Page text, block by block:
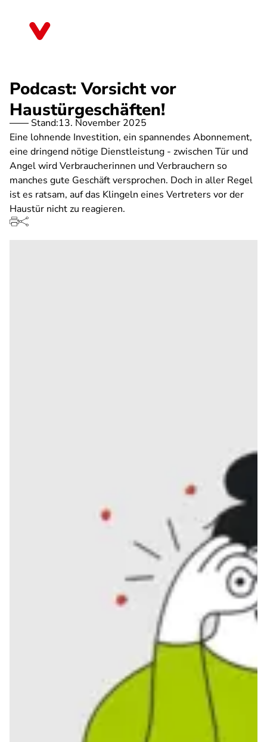
Podcast: Vorsicht vor
Haustürgeschäften!
Stand:13. November 2025
Eine lohnende Investition, ein spannendes Abonnement,
eine dringend nötige Dienstleistung - zwischen Tür und
Angel wird Verbraucherinnen und Verbrauchern so
manches gute Geschäft versprochen. Doch in aller Regel
ist es ratsam, auf das Klingeln eines Vertreters vor der
Haustür nicht zu reagieren.